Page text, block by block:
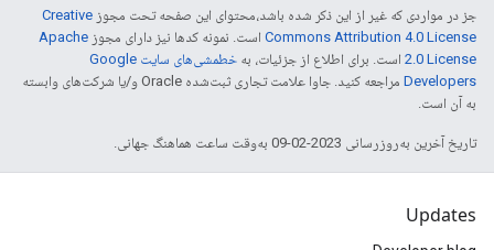
جز در مواردی که غیر از این ذکر شده باشد،‌محتوای این صفحه تحت مجوز Creative
Commons Attribution 4.0 License است. نمونه کدها نیز دارای مجوز Apache
2.0 License است. برای اطلاع از جزئیات، به
خطمشی‌های سایت Google
Developers‏
مراجعه کنید. جاوا علامت تجاری ثبت‌شده Oracle و/یا شرکت‌های وابسته
به آن است.
تاریخ آخرین به‌روزرسانی 2023-02-09 به‌وقت ساعت هماهنگ جهانی.
Updates